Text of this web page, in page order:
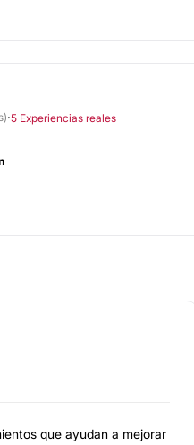
·5 Experiencias reales
que ayudan a mejorar